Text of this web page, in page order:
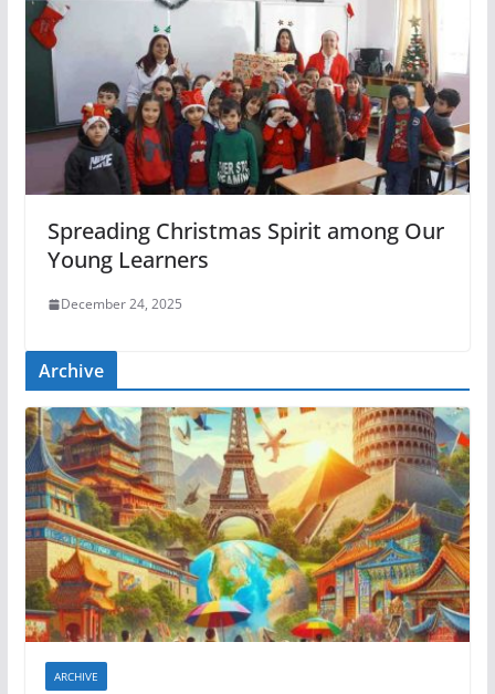
Spreading Christmas Spirit among Our
Young Learners
December 24, 2025
Archive
ARCHIVE